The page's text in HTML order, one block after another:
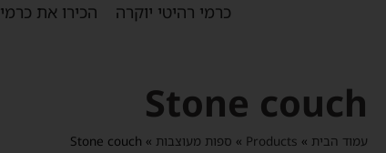
כרמי רהיטי יוקרה הכירו את כרמי
Stone couch
עמוד הבית »
Products
» ספות מעוצבות »
Stone couch